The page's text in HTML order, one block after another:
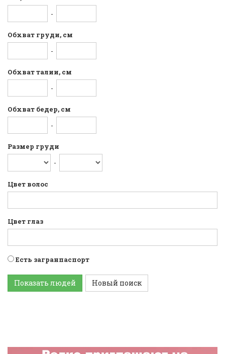
-
Обхват груди, см
-
Обхват талии, см
-
Обхват бедер, см
-
Размер груди
-
Цвет волос
Цвет глаз
Есть загранпаспорт
Показать людей Новый поиск